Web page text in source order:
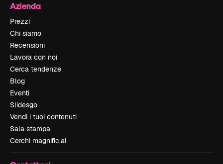
Azienda
Prezzi
Chi siamo
Recensioni
Lavora con noi
Cerca tendenze
Blog
Eventi
Slidesgo
Vendi i tuoi contenuti
Sala stampa
Cerchi magnific.ai